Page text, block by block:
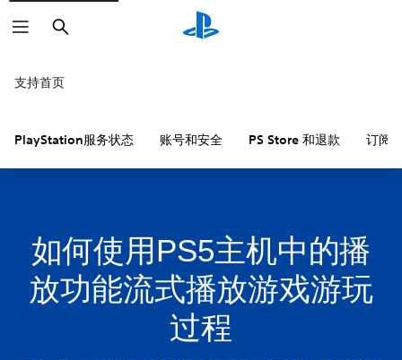
搜
索
支持首页
PlayStation服务状态 账号和安全 PS Store 和退款 订阅
如何使用PS5主机中的播
放功能流式播放游戏游玩
过程